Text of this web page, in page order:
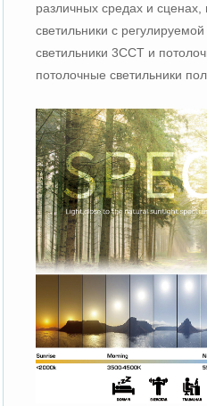
различных средах и
светильники с
светильники 3CCT и
потолочные светильники